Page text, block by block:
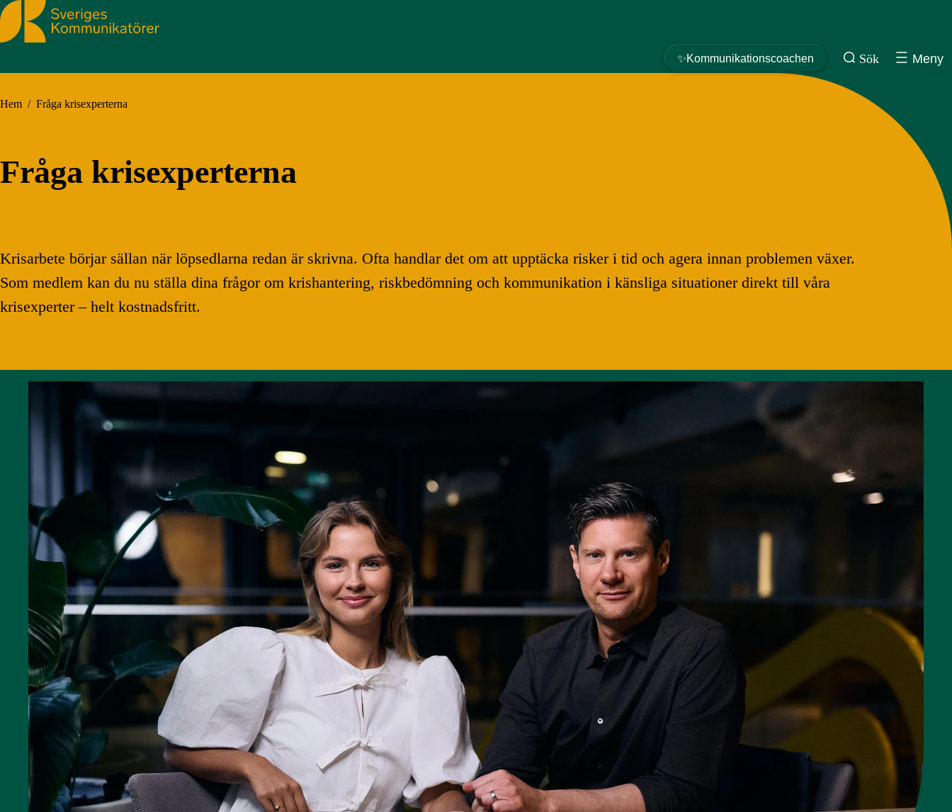
Sveriges Kommunikatörer
✨Kommunikationscoachen Sök Meny
Hem / Fråga krisexperterna
Fråga krisexperterna
Krisarbete börjar sällan när löpsedlarna redan är skrivna. Ofta handlar det om att upptäcka risker i tid och agera innan problemen växer.
Som medlem kan du nu ställa dina frågor om krishantering, riskbedömning och kommunikation i känsliga situationer direkt till våra
krisexperter – helt kostnadsfritt.